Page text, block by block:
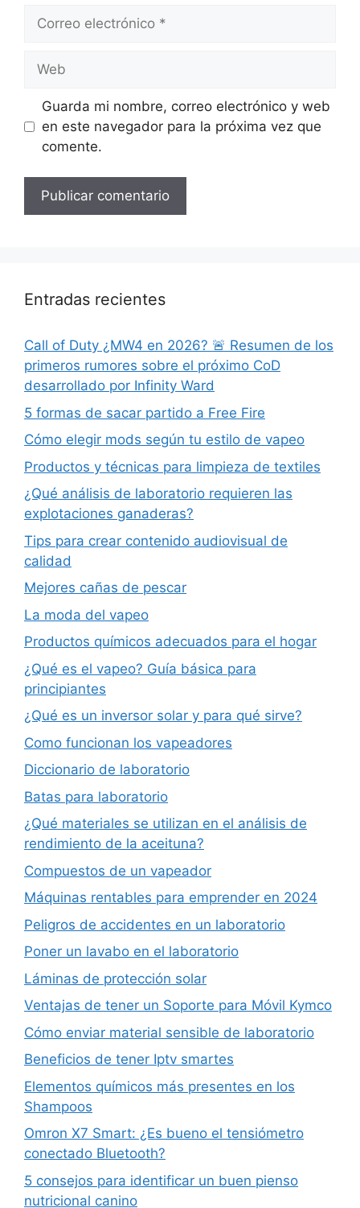
electrónico
Guarda mi nombre, correo electrónico y web
en este navegador para la próxima vez que
comente.
Entradas recientes
Call of Duty ¿MW4 en 2026? 🚨 Resumen de los
primeros rumores sobre el próximo CoD
desarrollado por Infinity Ward
5 formas de sacar partido a Free Fire
Cómo elegir mods según tu estilo de vapeo
Productos y técnicas para limpieza de textiles
¿Qué análisis de laboratorio requieren las
explotaciones ganaderas?
Tips para crear contenido audiovisual de
calidad
Mejores cañas de pescar
La moda del vapeo
Productos químicos adecuados para el hogar
¿Qué es el vapeo? Guía básica para
principiantes
¿Qué es un inversor solar y para qué sirve?
Como funcionan los vapeadores
Diccionario de laboratorio
Batas para laboratorio
¿Qué materiales se utilizan en el análisis de
rendimiento de la aceituna?
Compuestos de un vapeador
Máquinas rentables para emprender en 2024
Peligros de accidentes en un laboratorio
Poner un lavabo en el laboratorio
Láminas de protección solar
Ventajas de tener un Soporte para Móvil Kymco
Cómo enviar material sensible de laboratorio
Beneficios de tener Iptv smartes
Elementos químicos más presentes en los
Shampoos
Omron X7 Smart: ¿Es bueno el tensiómetro
conectado Bluetooth?
5 consejos para identificar un buen pienso
nutricional canino